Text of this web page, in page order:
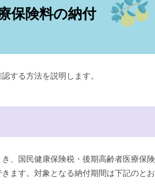
保険料の納付
する方法を説明します。
、国民健康保険税・後期高齢者医療保険
ます。対象となる納付期間は下記のとお